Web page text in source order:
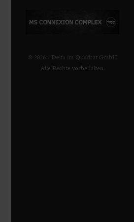
© 2026 - Delta im Quadrat GmbH
Alle Rechte vorbehalten.